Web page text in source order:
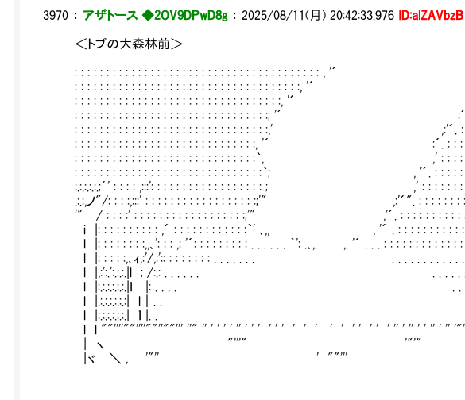
3970 ： アザトース ◆2OV9DPwD8g： 2025/08/11(月) 20:42:33.976
＜トブの大森林前＞
: : : : : : : : : : : : : : : : : : : : : : : : : : : : : : : : : : : : : : : ,
: : : : : : : : : : : : : : : : : : : : : : : : : : : : : : : : : : : :, '´ ,'
: : : : : : : : : : : : : : : : : : : : : : : : : : : : : : : : :, '´ ,'´.
: : : : : : : : : : : : : : : : : : : : : : : : : : : : : : :; '´ :´."' : : : :
: : : : : : : : : : : : : : : : : : : : : : : : : : : : : : :,' ,:'´. : : : : : :
: : : : : : : : : : : : : : : : : : : : : : : : : : : : :, '´ :´. : : : : : : : :
: : : : : : : : : : : : : : : : : : : : : : : : : : : : :｀, ,' : : : : : : : : :
: : : : : : : : : : : : : : : : : : : : : : : : : : : : : :｀; , '´. : : : : : : : : :
:.:.:.:.:.;´' : : : : ,:::': : : : : : : : : : : : : : : : : : ; ,' : : : : : : : : : : :
.:.:,ノ"/: : : :,:::' : : : : : : : : : : : : : : : : : :;'" ,:'´". : : : : : : : : : : :
'" / : : : :' : : : : : : : : : : : : : : : : : :;'" ,'´. : : : : : : : : : : : : : : :
i |: : : : : : : : : : ,´ : : : : : : : : : : : :｀' ､,, , '´ . : : : : : : : : : : : : : :
l |: : : : : : : :,,､': : : ,: '´: : : : : : : : : . . . . . . ｀': .､,. ,. '´ . . . : : : : : : : : : : : : :
l |: : : : :,､ｨ,:'/,:':: : : : : : : : . . . . . . . . . . . . . . . . . . . .: : : :
l |,:':.':.:.:.|l ; /:.: . . . . . . . . . . . . . :,､ｨ'r'ﾞ
l |:.:.:.:.:.:.|ｌ |: . . . . . . . . .|
l |.:.:.:.:.:.:| l｜. . . . |
l |:.:.:.:.:.:.| ｌ |. . . .|
l l ""''''""''''""''""''' ''" '' ' ' ' ' '' ' ' ' ' ' ' ' ' ' ' ' ' ' ' ' ' '' ' '' ' ' '' ' ''
| ヽ "'''" '"'"
|ヾ ＼ , '"'' ' ""'''